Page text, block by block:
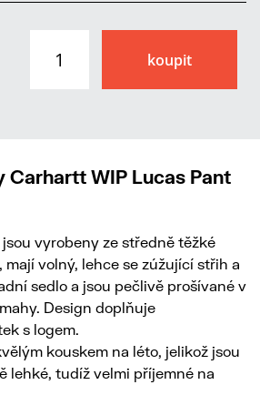
Carhartt WIP Lucas Pant
vyrobeny ze středně těžké
volný, lehce se zúžující střih a
sedlo a jsou pečlivě prošívané v
Design doplňuje
s logem.
kouskem na léto, jelikož jsou
lehké, tudíž velmi příjemné na